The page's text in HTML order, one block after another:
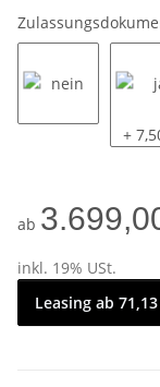
ja
+
ab
inkl. 19% USt.
Leasing ab